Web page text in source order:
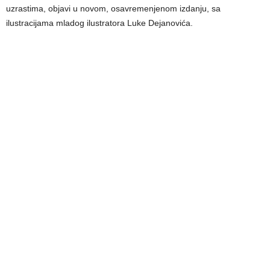
uzrastima, objavi u novom, osavremenjenom izdanju, sa
ilustracijama mladog ilustratora Luke Dejanovića.